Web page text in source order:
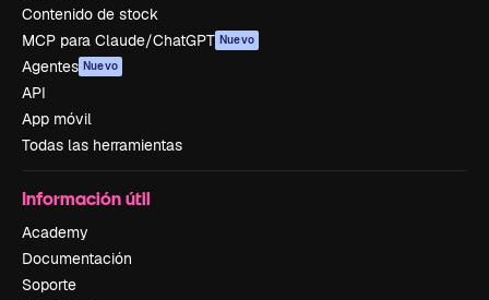
Contenido de stock
MCP para Claude/ChatGPT Nuevo
Agentes Nuevo
API
App móvil
Todas las herramientas
Información útil
Academy
Documentación
Soporte